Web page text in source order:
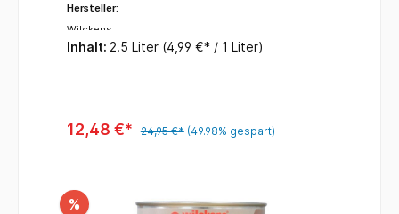
Abblättern des AnstrichesFarbe: teakInhalt:
2,5 Liter
Hersteller:
Wilckens
Inhalt: 2.5 Liter (4,99 €* / 1 Liter)
12,48 €* 24,95 €* (49.98% gespart)
%